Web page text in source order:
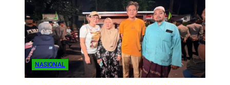
NASIONAL